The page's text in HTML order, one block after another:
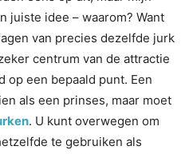
juiste idee – waarom? Want
van precies dezelfde jurk
centrum van de attractie
op een bepaald punt. Een
als een prinses, maar moet
. U kunt overwegen om
te gebruiken als